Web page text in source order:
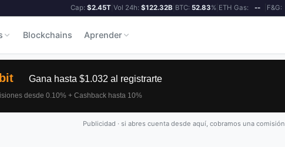
Cap: $2.45T| Vol 24h: $122.32B| BTC: 52.83%| ETH Gas: -- F&G:
Blockchains Aprender
Publicidad · si abres cuenta desde aquí, cobramos una comisión